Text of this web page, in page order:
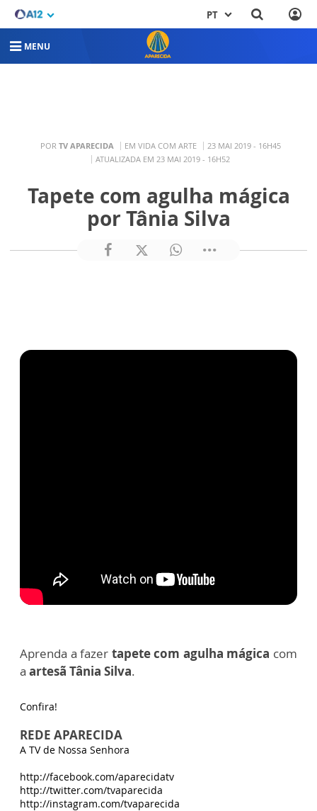
PT
MENU
POR TV APARECIDA EM VIDA COM ARTE
23 MAI 2019 - 16H45
ATUALIZADA EM 23 MAI 2019 - 16H52
Tapete com agulha mágica
por Tânia Silva
Aprenda a fazer tapete com agulha mágica com
a artesã Tânia Silva.
Confira!
REDE APARECIDA
A TV de Nossa Senhora
http://facebook.com/aparecidatv
http://twitter.com/tvaparecida
http://instagram.com/tvaparecida